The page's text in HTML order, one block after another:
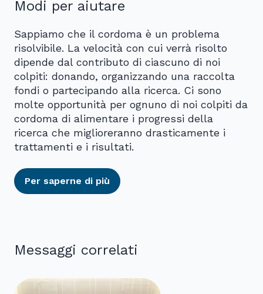
Modi per aiutare
Sappiamo che il cordoma è un problema
risolvibile. La velocità con cui verrà risolto
dipende dal contributo di ciascuno di noi
colpiti: donando, organizzando una raccolta
fondi o partecipando alla ricerca. Ci sono
molte opportunità per ognuno di noi colpiti da
cordoma di alimentare i progressi della
ricerca che miglioreranno drasticamente i
trattamenti e i risultati.
Per saperne di più
Messaggi correlati